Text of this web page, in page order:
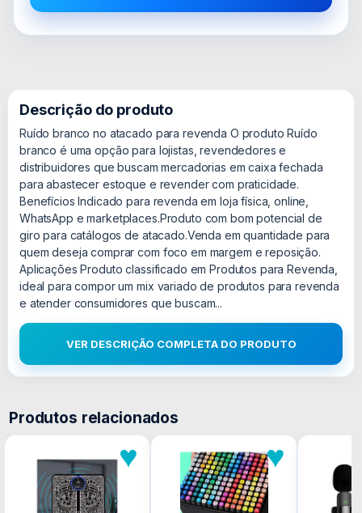
Descrição do produto
Ruído branco no atacado para revenda O produto Ruído
branco é uma opção para lojistas, revendedores e
distribuidores que buscam mercadorias em caixa fechada
para abastecer estoque e revender com praticidade.
Benefícios Indicado para revenda em loja física, online,
WhatsApp e marketplaces.Produto com bom potencial de
giro para catálogos de atacado.Venda em quantidade para
quem deseja comprar com foco em margem e reposição.
Aplicações Produto classificado em Produtos para Revenda,
ideal para compor um mix variado de produtos para revenda
e atender consumidores que buscam...
VER DESCRIÇÃO COMPLETA DO PRODUTO
Produtos relacionados
♥ ♥